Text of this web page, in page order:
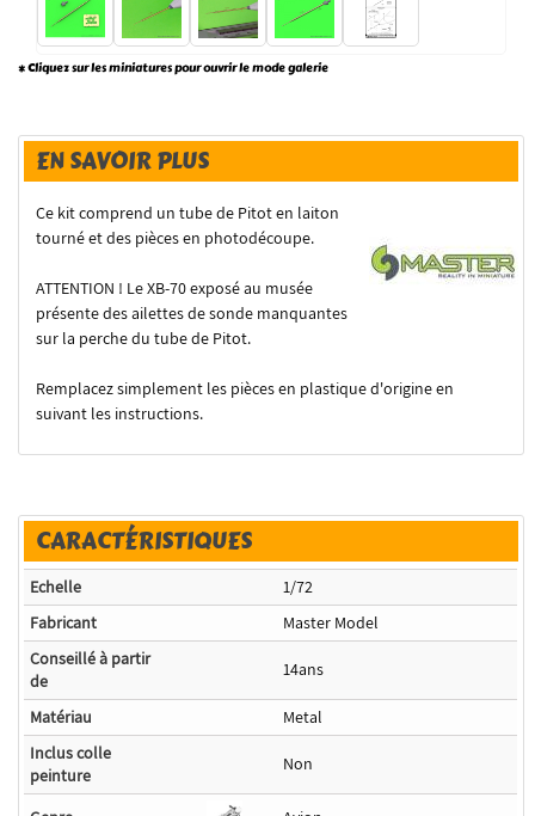
* Cliquez sur les miniatures pour ouvrir le mode galerie
EN SAVOIR PLUS
Ce kit comprend un tube de Pitot en laiton
tourné et des pièces en photodécoupe.
ATTENTION ! Le XB-70 exposé au musée
présente des ailettes de sonde manquantes
sur la perche du tube de Pitot.
Remplacez simplement les pièces en plastique d'origine en
suivant les instructions.
CARACTÉRISTIQUES
Echelle
1/72
Fabricant
Master Model
Conseillé à partir
de
14ans
Matériau
Metal
Inclus colle
peinture
Non